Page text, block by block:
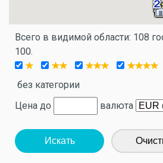
Всего в видимой области: 108
100.
без категории
Цена до
валюта
Искать